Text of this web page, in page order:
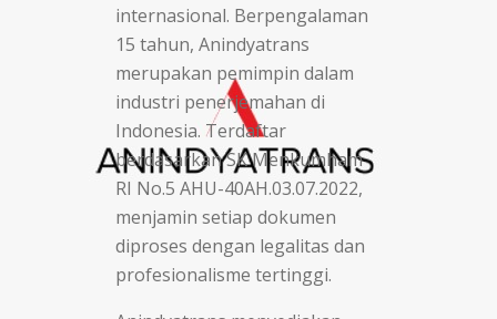
internasional. Berpengalaman
15 tahun, Anindyatrans
merupakan pemimpin dalam
industri penerjemahan di
Indonesia. Terdaftar
berdasarkan SK Menkumham
RI No.5 AHU-40AH.03.07.2022,
menjamin setiap dokumen
diproses dengan legalitas dan
profesionalisme tertinggi.